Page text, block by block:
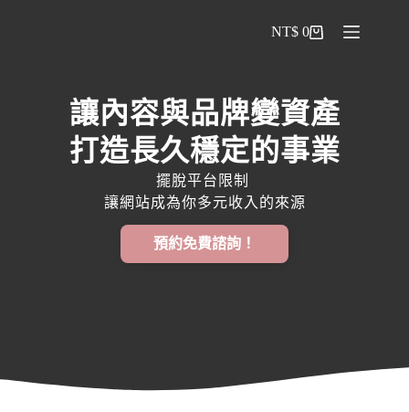
NT$ 0
讓內容與品牌變資產
打造長久穩定的事業
擺脫平台限制
讓網站成為你多元收入的來源
預約免費諮詢！